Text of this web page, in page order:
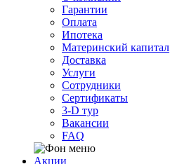
Гарантии
Оплата
Ипотека
Материнский капитал
Доставка
Услуги
Сотрудники
Сертификаты
3-D тур
Вакансии
FAQ
Акции